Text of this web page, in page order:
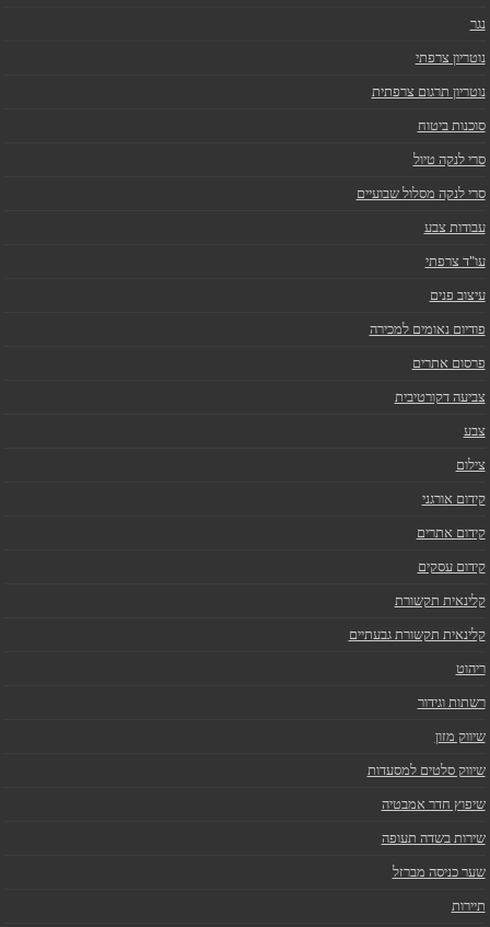
נגר
נוטריון צרפתי
נוטריון תרגום צרפתית
סוכנות ביטוח
סרי לנקה טיול
סרי לנקה מסלול שבועיים
עבודות צבע
עו"ד צרפתי
עיצוב פנים
פודיום נאומים למכירה
פרסום אתרים
צביעה דקורטיבית
צבע
צילום
קידום אורגני
קידום אתרים
קידום עסקים
קלינאית תקשורת
קלינאית תקשורת גבעתיים
ריהוט
רשתות וגידור
שיווק מזון
שיווק סלטים למסעדות
שיפוץ חדר אמבטיה
שירות בשדה תעופה
שער כניסה מברזל
תיירות